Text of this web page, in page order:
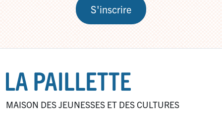
S'inscrire
MAISON DES JEUNESSES ET DES CULTURES